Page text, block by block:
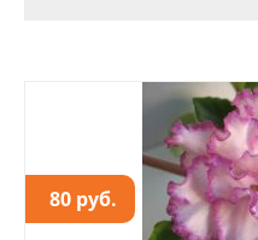
80 руб.